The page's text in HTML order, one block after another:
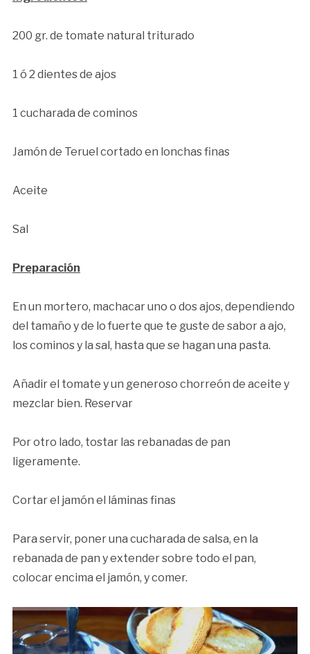
200 gr. de tomate natural triturado
1 ó 2 dientes de ajos
1 cucharada de cominos
Jamón de Teruel cortado en lonchas finas
Aceite
Sal
Preparación
En un mortero, machacar uno o dos ajos, dependiendo
del tamaño y de lo fuerte que te guste de sabor a ajo,
los cominos y la sal, hasta que se hagan una pasta.
Añadir el tomate y un generoso chorreón de aceite y
mezclar bien. Reservar
Por otro lado, tostar las rebanadas de pan
ligeramente.
Cortar el jamón el láminas finas
Para servir, poner una cucharada de salsa, en la
rebanada de pan y extender sobre todo el pan,
colocar encima el jamón, y comer.